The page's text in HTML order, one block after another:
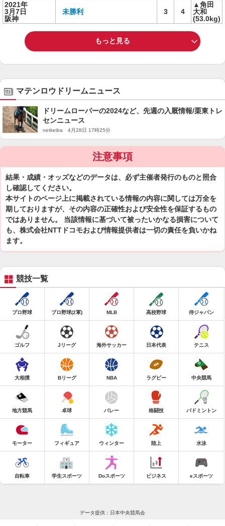
2021年
3月7日
阪神
未勝利 3 4
▲角田
大和
(53.0kg)
もっと見る
マテンロウドリームニュース
ドリームローパーの2024など、先週の入厩情報/栗東トレ
センニュース
netkeiba 4月28日 17時25分
注意事項
結果・成績・オッズなどのデータは、必ず主催者発行のものと照合
し確認してください。
本サイトのページ上に掲載されている情報の内容に関しては万全を
期しておりますが、その内容の正確性および安全性を保証するもの
ではありません。 当該情報に基づいて被ったいかなる損害について
も、株式会社NTTドコモおよび情報提供者は一切の責任を負いかね
ます。
競技一覧
プロ野球 プロ野球(2軍) MLB 高校野球 侍ジャパン
ゴルフ Jリーグ 海外サッカー 日本代表 テニス
大相撲 Bリーグ NBA ラグビー 中央競馬
地方競馬 卓球 バレー 格闘技 バドミントン
モーター フィギュア ウィンター 陸上 水泳
自転車 学生スポーツ Doスポーツ ビジネス eスポーツ
データ提供：日本中央競馬会